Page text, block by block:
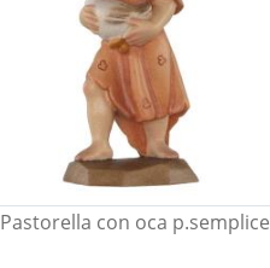
Pastorella con oca p.semplice